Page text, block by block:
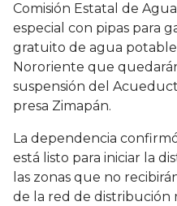
Comisión Estatal de
especial con pipas para
gratuito de agua potable
Nororiente que
suspensión del
presa Zimapán.
La dependencia
está listo para iniciar la
las zonas que no
de la red de distribución